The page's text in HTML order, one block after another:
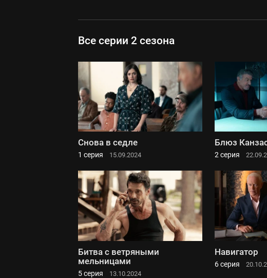
Все серии 2 сезона
Снова в седле
1 серия 15.09.2024
Блюз
2 серия
Битва с ветряными
мельницами
5 серия 13.10.2024
Навигатор
6 серия